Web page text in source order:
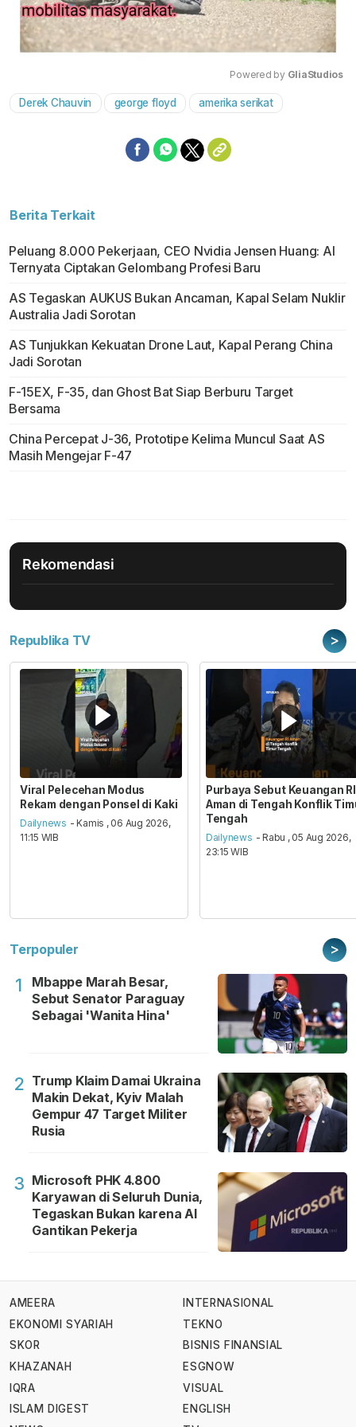
Powered by GliaStudios
Derek Chauvin george floyd amerika serikat
Berita Terkait
Peluang 8.000 Pekerjaan, CEO Nvidia Jensen Huang: AI
Ternyata Ciptakan Gelombang Profesi Baru
AS Tegaskan AUKUS Bukan Ancaman, Kapal Selam Nuklir
Australia Jadi Sorotan
AS Tunjukkan Kekuatan Drone Laut, Kapal Perang China
Jadi Sorotan
F-15EX, F-35, dan Ghost Bat Siap Berburu Target
Bersama
China Percepat J-36, Prototipe Kelima Muncul Saat AS
Masih Mengejar F-47
Rekomendasi
Republika TV >
Viral Pelecehan Modus
Rekam dengan Ponsel di Kaki
Dailynews - Kamis , 06 Aug 2026,
11:15 WIB
Purbaya Sebut Keuangan RI
Aman di Tengah Konflik
Tengah
Dailynews - Rabu , 05 Aug 2026,
23:15 WIB
Terpopuler >
1
Mbappe Marah Besar,
Sebut Senator Paraguay
Sebagai 'Wanita Hina'
2 Trump Klaim Damai Ukraina
Makin Dekat, Kyiv Malah
Gempur 47 Target Militer
Rusia
3 Microsoft PHK 4.800
Karyawan di Seluruh Dunia,
Tegaskan Bukan karena AI
Gantikan Pekerja
AMEERA
EKONOMI SYARIAH
SKOR
KHAZANAH
IQRA
ISLAM DIGEST
INTERNASIONAL
TEKNO
BISNIS FINANSIAL
ESGNOW
VISUAL
ENGLISH